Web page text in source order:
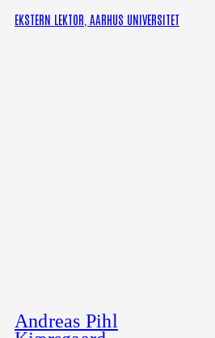
EKSTERN LEKTOR, AARHUS UNIVERSITET
Andreas Pihl